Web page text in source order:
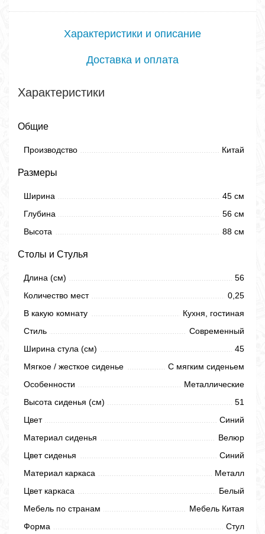
Характеристики и описание
Доставка и оплата
Характеристики
Общие
Производство Китай
Размеры
Ширина
45 см
Глубина
56 см
Высота
88 см
Столы и Стулья
Длина (см)
56
Количество мест
0,25
В какую комнату
Кухня, гостиная
Стиль
Современный
Ширина стула (см)
45
Мягкое / жесткое сиденье
С мягким сиденьем
Особенности
Металлические
Высота сиденья (см)
51
Цвет
Синий
Материал сиденья
Велюр
Цвет сиденья
Синий
Материал каркаса
Металл
Цвет каркаса
Белый
Мебель по странам
Мебель Китая
Форма
Стул